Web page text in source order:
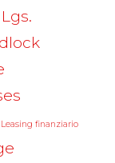
Leasing finanziario